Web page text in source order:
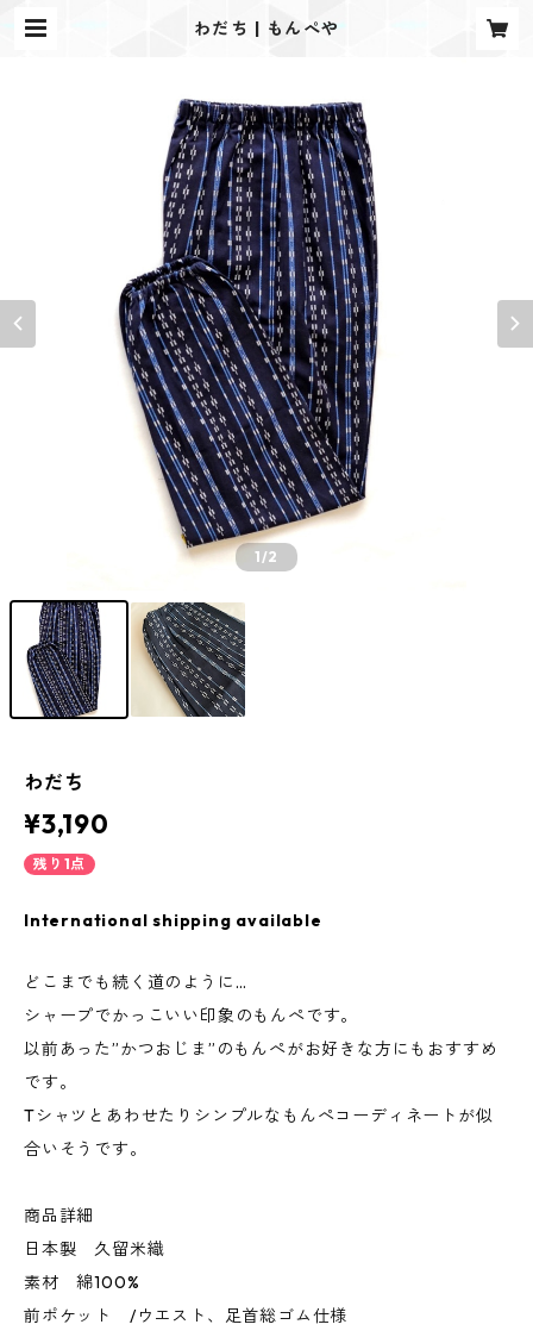
わだち | もんぺや
1/2
わだち
¥3,190
残り1点
International shipping available
どこまでも続く道のように…
シャープでかっこいい印象のもんぺです。
以前あった”かつおじま”のもんぺがお好きな方にもおすすめ
です。
Tシャツとあわせたりシンプルなもんぺコーディネートが似
合いそうです。
商品詳細
日本製 久留米織
素材 綿100%
前ポケット /ウエスト、足首総ゴム仕様